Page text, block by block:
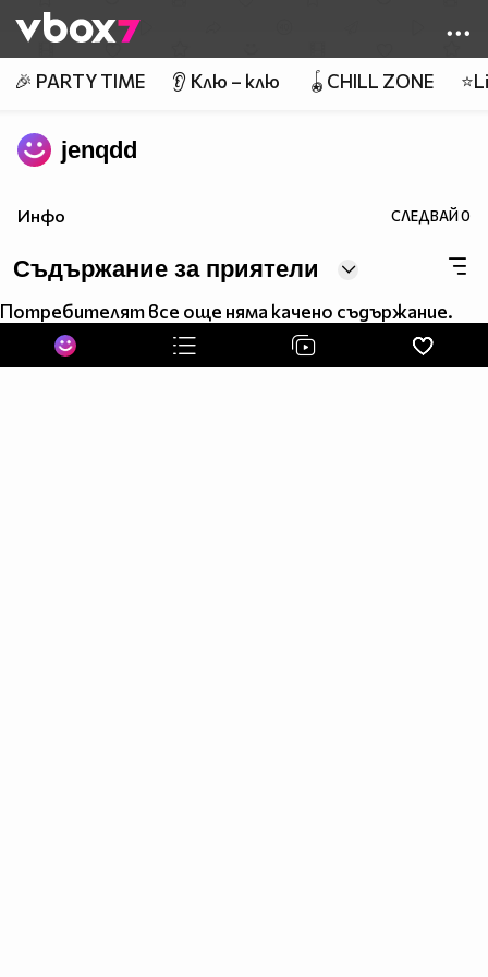
👾
🎉 PARTY TIME 👂 Клю – клю 🪀CHILL ZONE
jenqdd
Инфо СЛЕДВАЙ0
Съдържание за приятели
Потребителят все още няма качено съдържание.